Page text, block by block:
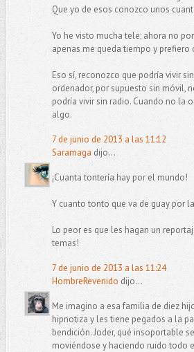
Que yo de esos conozco unos
Yo he visto mucha tele; ahora no
apenas me queda tiempo y prefiero
Eso sí, reconozco que podría vivir
ordenador, por supuesto sin móvil,
podría vivir sin radio. Cuando no la
algo.
7 de junio de 2013 a las 11:12
Saramaga dijo...
¡Cuanta tontería hay por el mundo!
Y cuanto tonto que va de guay por
Lo peor es que les hagan un
temas!
7 de junio de 2013 a las 11:24
HombreRevenido dijo...
Me imagino a esa familia de diez
hipnotiza y les tiene pegados a la
bendición. Joder, qué insoportable
moviéndose y haciendo ruido todo